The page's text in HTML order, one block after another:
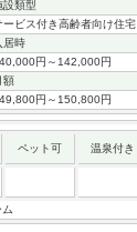
設類型
ービス付き高齢者向け住宅
居時
円～142,000円
額
円～150,800円
ペット可 温泉付き